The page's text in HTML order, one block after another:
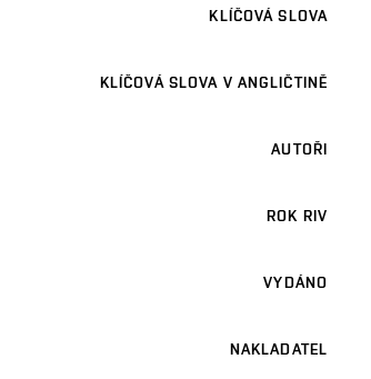
KLÍČOVÁ SLOVA
KLÍČOVÁ SLOVA V ANGLIČTINĚ
AUTOŘI
ROK RIV
VYDÁNO
NAKLADATEL